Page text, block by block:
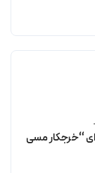
“خرجکار مسی